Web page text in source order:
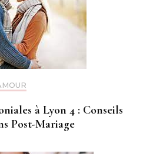
à Lyon 4 : Conseils
Post-Mariage